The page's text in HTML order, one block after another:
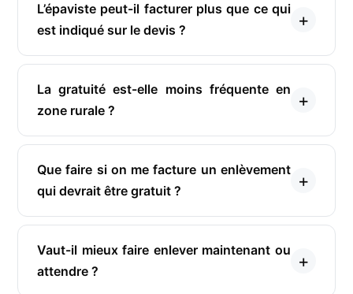
L’épaviste peut-il facturer plus que ce qui
est indiqué sur le devis ?
La gratuité est-elle moins fréquente en
zone rurale ?
Que faire si on me facture un enlèvement
qui devrait être gratuit ?
Vaut-il mieux faire enlever maintenant ou
attendre ?